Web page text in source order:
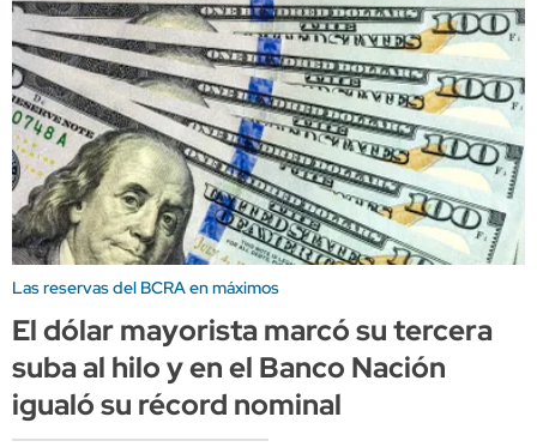
Las reservas del BCRA en máximos
El dólar mayorista marcó su tercera
suba al hilo y en el Banco Nación
igualó su récord nominal